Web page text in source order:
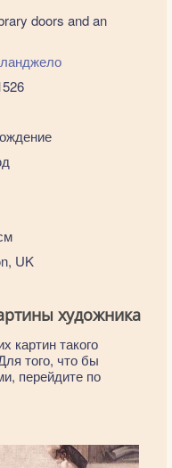
doors and an
UK
художника
картин такого
того, что бы
перейдите по